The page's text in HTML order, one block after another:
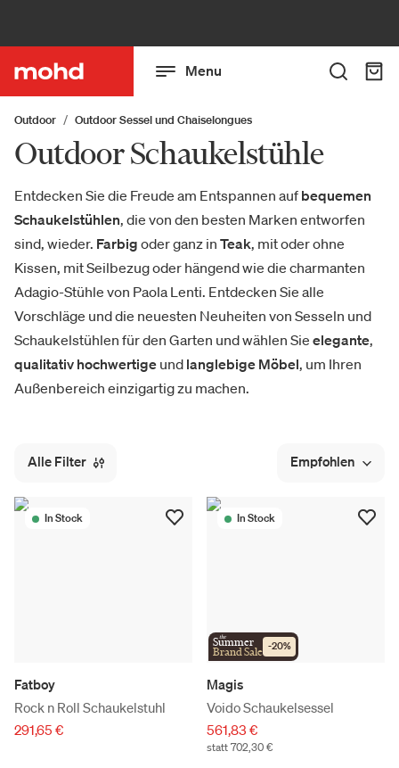
Menu
Outdoor Outdoor Sessel und Chaiselongues
Outdoor Schaukelstühle
Entdecken Sie die Freude am Entspannen auf bequemen
Schaukelstühlen, die von den besten Marken entworfen
sind, wieder. Farbig oder ganz in Teak, mit oder ohne
Kissen, mit Seilbezug oder hängend wie die charmanten
Adagio-Stühle von Paola Lenti. Entdecken Sie alle
Vorschläge und die neuesten Neuheiten von Sesseln und
Schaukelstühlen für den Garten und wählen Sie elegante,
qualitativ hochwertige und langlebige Möbel, um Ihren
Außenbereich einzigartig zu machen.
Alle Filter Empfohlen
In Stock
Fatboy
Rock n Roll Schaukelstuhl
291,65 €
In Stock
the
Summer
Brand Sale -20%
Magis
Voido Schaukelsessel
561,83 €
statt 702,30 €